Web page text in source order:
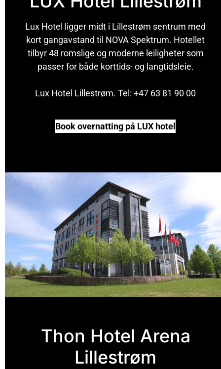
Lux Hotel ligger midt i Lillestrøm sentrum med
kort gangavstand til NOVA Spektrum. Hotellet
tilbyr 48 romslige og moderne leiligheter som
passer for både korttids- og langtidsleie.
Lux Hotel Lillestrøm. Tel: +47 63 81 90 00
Book overnatting på LUX hotel
Thon Hotel Arena
Lillestrøm